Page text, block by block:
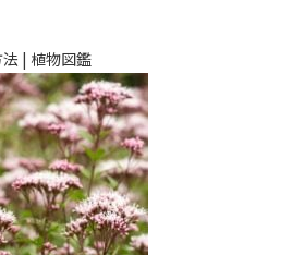
法 | 植物図鑑